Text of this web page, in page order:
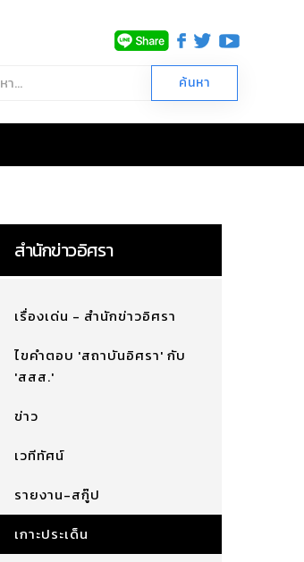
สำนักข่าวอิศรา
เรื่องเด่น - สำนักข่าวอิศรา
ไขคำตอบ 'สถาบันอิศรา' กับ
'สสส.'
ข่าว
เวทีทัศน์
รายงาน-สกู๊ป
เกาะประเด็น